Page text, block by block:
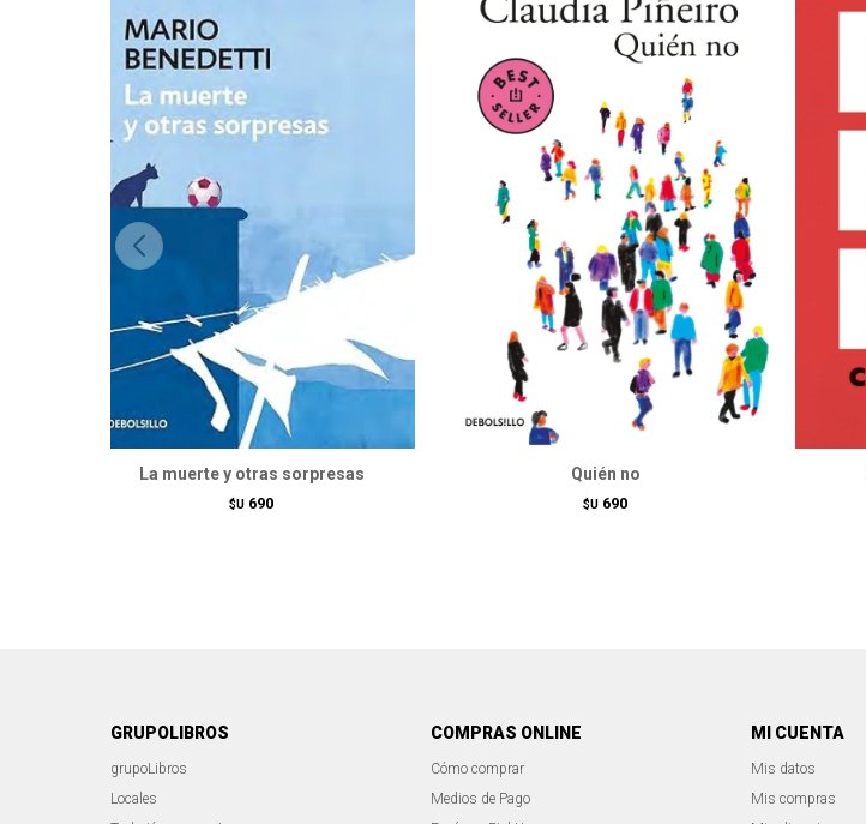
La muerte y otras sorpresas
$U 690
Quién no
$U 690
GRUPOLIBROS
grupoLibros
Locales
COMPRAS ONLINE
Cómo comprar
Medios de Pago
MI CUENTA
Mis datos
Mis compras